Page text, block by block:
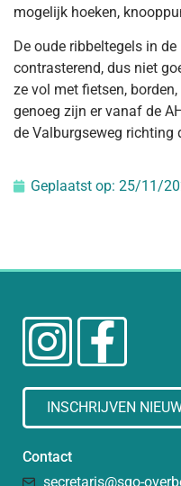
mogelijk hoeken,
De oude ribbeltegels in
contrasterend, dus niet
ze vol met fietsen,
genoeg zijn er vanaf de
de Valburgseweg richting
Geplaatst op: 25/11/
INSCHRIJVEN
Contact
secretaris@sgo-